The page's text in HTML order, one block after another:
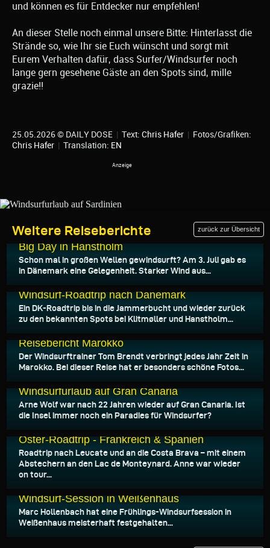
und können es für Entdecker nur empfehlen!
An dieser Stelle noch einmal unsere Bitte: Hinterlasst die
Strände so, wie Ihr sie Euch wünscht und sorgt mit
Eurem Verhalten dafür, dass Surfer/Windsurfer noch
lange gern gesehene Gäste an den Spots sind, mille
grazie!!
25.05.2026 © DAILY DOSE | Text: Chris Hafer | Fotos/Grafiken:
Chris Hafer | Translation: EN
Weitere Reiseberichte zurück zur Übersicht
14.07.2026
Big Day in Hanstholm
Schon mal in großen Wellen gewindsurft? Am 3. Juli gab es
in Dänemark eine Gelegenheit. Starker Wind aus...
Windsurf-Roadtrip nach Dänemark
Ein DK-Roadtrip bis in die Jammerbucht und wieder zurück
zu den bekannten Spots bei Klitmøller und Hanstholm...
Reisebericht Marokko
Der Windsurftrainer Tom Brendt verbringt jedes Jahr Zeit in
Marokko. Bei dieser Reise hat er besonders schöne Fotos...
Windsurfurlaub auf Gran Canaria
Arne Wolf war nach 22 Jahren wieder auf Gran Canaria. Ist
die Insel immer noch ein Paradies für Windsurfer?
Oster-Roadtrip - Frankreich & Spanien
Roadtrip nach Leucate und an die Costa Brava – mit einem
Abstechern an den Lac de Monteynard. Anne war wieder
on tour...
Windsurf-Session in Weißenhaus
Marc Hollenbach hat eine Frühlings-Windsurfsession in
Weißenhaus meisterhaft festgehalten...